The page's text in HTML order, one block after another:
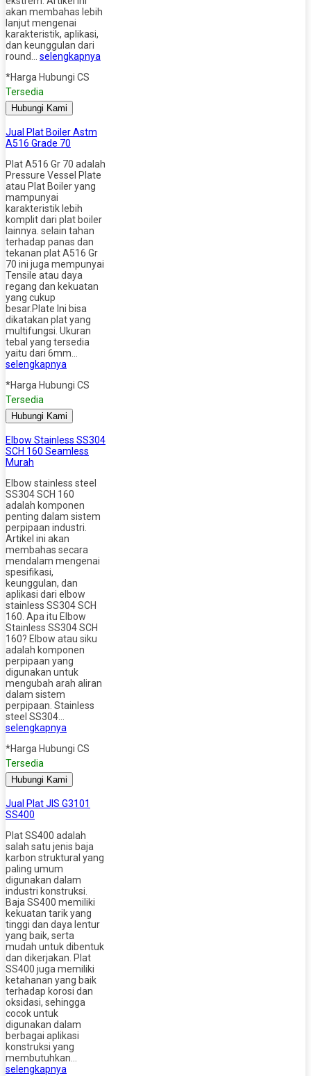
akan membahas lebih
lanjut mengenai
karakteristik, aplikasi,
dan keunggulan dari
round… selengkapnya
*Harga Hubungi CS
Tersedia
Hubungi Kami
Jual Plat Boiler Astm
A516 Grade 70
Plat A516 Gr 70 adalah
Pressure Vessel Plate
atau Plat Boiler yang
mampunyai
karakteristik lebih
komplit dari plat boiler
lainnya. selain tahan
terhadap panas dan
tekanan plat A516 Gr
70 ini juga mempunyai
Tensile atau daya
regang dan kekuatan
yang cukup
besar.Plate Ini bisa
dikatakan plat yang
multifungsi. Ukuran
tebal yang tersedia
yaitu dari 6mm…
selengkapnya
*Harga Hubungi CS
Tersedia
Hubungi Kami
Elbow Stainless SS304
SCH 160 Seamless
Murah
Elbow stainless steel
SS304 SCH 160
adalah komponen
penting dalam sistem
perpipaan industri.
Artikel ini akan
membahas secara
mendalam mengenai
spesifikasi,
keunggulan, dan
aplikasi dari elbow
stainless SS304 SCH
160. Apa itu Elbow
Stainless SS304 SCH
160? Elbow atau siku
adalah komponen
perpipaan yang
digunakan untuk
mengubah arah aliran
dalam sistem
perpipaan. Stainless
steel SS304…
selengkapnya
*Harga Hubungi CS
Tersedia
Hubungi Kami
Jual Plat JIS G3101
SS400
Plat SS400 adalah
salah satu jenis baja
karbon struktural yang
paling umum
digunakan dalam
industri konstruksi.
Baja SS400 memiliki
kekuatan tarik yang
tinggi dan daya lentur
yang baik, serta
mudah untuk dibentuk
dan dikerjakan. Plat
SS400 juga memiliki
ketahanan yang baik
terhadap korosi dan
oksidasi, sehingga
cocok untuk
digunakan dalam
berbagai aplikasi
konstruksi yang
membutuhkan…
selengkapnya